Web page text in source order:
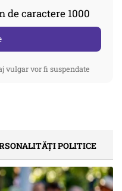
de caractere 1000
vulgar vor fi suspendate
POLITICE